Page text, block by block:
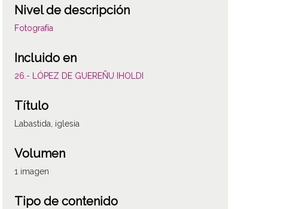
Nivel de descripción
Fotografía
Incluido en
26.- LÓPEZ DE GUEREÑU IHOLDI
Título
Labastida, iglesia
Volumen
1 imagen
Tipo de contenido